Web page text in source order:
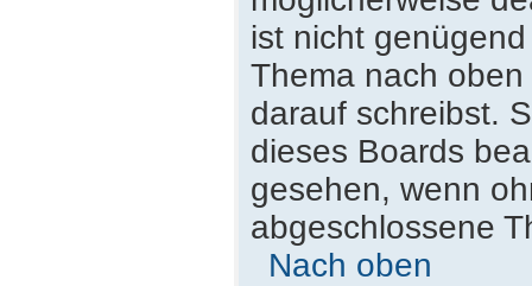
ist nicht
Thema nach
darauf schreibst.
dieses Boards
gesehen, wenn
abgeschlossene
Nach oben